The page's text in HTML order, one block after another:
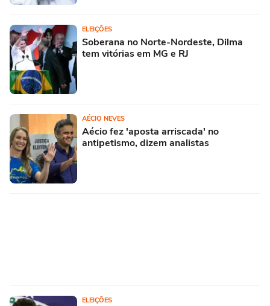
ELEIÇÕES
Soberana no Norte-Nordeste, Dilma
tem vitórias em MG e RJ
AÉCIO NEVES
Aécio fez 'aposta arriscada' no
antipetismo, dizem analistas
ELEIÇÕES